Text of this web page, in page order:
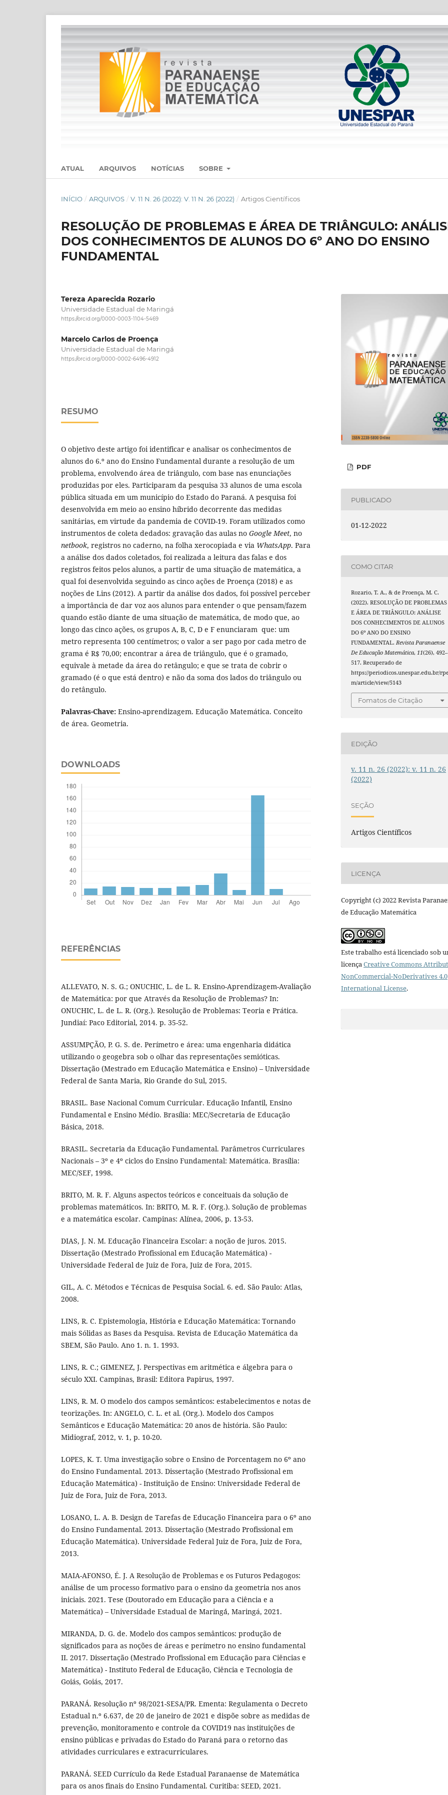
ATUAL ARQUIVOS NOTÍCIAS SOBRE
INÍCIO / ARQUIVOS / V. 11 N. 26 (2022): V. 11 N. 26 (2022) / Artigos Científicos
RESOLUÇÃO DE PROBLEMAS E ÁREA DE TRIÂNGULO:
DOS CONHECIMENTOS DE ALUNOS DO 6º ANO DO ENSINO
FUNDAMENTAL
Tereza Aparecida Rozario
Universidade Estadual de Maringá
https://orcid.org/0000-0003-1104-5469
Marcelo Carlos de Proença
Universidade Estadual de Maringá
https://orcid.org/0000-0002-6496-4912
RESUMO
O objetivo deste artigo foi identificar e analisar os conhecimentos de
alunos do 6.º ano do Ensino Fundamental durante a resolução de um
problema, envolvendo área de triângulo, com base nas enunciações
produzidas por eles. Participaram da pesquisa 33 alunos de uma escola
pública situada em um município do Estado do Paraná. A pesquisa foi
desenvolvida em meio ao ensino híbrido decorrente das medidas
sanitárias, em virtude da pandemia de COVID-19. Foram utilizados como
instrumentos de coleta dedados: gravação das aulas no Google Meet, no
netbook, registros no caderno, na folha xerocopiada e via WhatsApp. Para
a análise dos dados coletados, foi realizada a leitura das falas e dos
registros feitos pelos alunos, a partir de uma situação de matemática, a
qual foi desenvolvida seguindo as cinco ações de Proença (2018) e as
noções de Lins (2012). A partir da análise dos dados, foi possível perceber
a importância de dar voz aos alunos para entender o que pensam/fazem
quando estão diante de uma situação de matemática, de modo que, ao
longo das cinco ações, os grupos A, B, C, D e F enunciaram que: um
metro representa 100 centímetros; o valor a ser pago por cada metro de
grama é R$ 70,00; encontrar a área de triângulo, que é o gramado,
equivale à metade da área do retângulo; e que se trata de cobrir o
gramado (é o que está dentro) e não da soma dos lados do triângulo ou
do retângulo.
Palavras-Chave: Ensino-aprendizagem. Educação Matemática. Conceito
de área. Geometria.
DOWNLOADS
REFERÊNCIAS
ALLEVATO, N. S. G.; ONUCHIC, L. de L. R. Ensino-Aprendizagem-Avaliação
de Matemática: por que Através da Resolução de Problemas? In:
ONUCHIC, L. de L. R. (Org.). Resolução de Problemas: Teoria e Prática.
Jundiaí: Paco Editorial, 2014. p. 35-52.
ASSUMPÇÃO, P. G. S. de. Perímetro e área: uma engenharia didática
utilizando o geogebra sob o olhar das representações semióticas.
Dissertação (Mestrado em Educação Matemática e Ensino) – Universidade
Federal de Santa Maria, Rio Grande do Sul, 2015.
BRASIL. Base Nacional Comum Curricular. Educação Infantil, Ensino
Fundamental e Ensino Médio. Brasília: MEC/Secretaria de Educação
Básica, 2018.
BRASIL. Secretaria da Educação Fundamental. Parâmetros Curriculares
Nacionais – 3º e 4º ciclos do Ensino Fundamental: Matemática. Brasília:
MEC/SEF, 1998.
BRITO, M. R. F. Alguns aspectos teóricos e conceituais da solução de
problemas matemáticos. In: BRITO, M. R. F. (Org.). Solução de problemas
e a matemática escolar. Campinas: Alínea, 2006, p. 13-53.
DIAS, J. N. M. Educação Financeira Escolar: a noção de juros. 2015.
Dissertação (Mestrado Profissional em Educação Matemática) -
Universidade Federal de Juiz de Fora, Juiz de Fora, 2015.
GIL, A. C. Métodos e Técnicas de Pesquisa Social. 6. ed. São Paulo: Atlas,
2008.
LINS, R. C. Epistemologia, História e Educação Matemática: Tornando
mais Sólidas as Bases da Pesquisa. Revista de Educação Matemática da
SBEM, São Paulo. Ano 1. n. 1. 1993.
LINS, R. C.; GIMENEZ, J. Perspectivas em aritmética e álgebra para o
século XXI. Campinas, Brasil: Editora Papirus, 1997.
LINS, R. M. O modelo dos campos semânticos: estabelecimentos e notas de
teorizações. In: ANGELO, C. L. et al. (Org.). Modelo dos Campos
Semânticos e Educação Matemática: 20 anos de história. São Paulo:
Midiograf, 2012, v. 1, p. 10-20.
LOPES, K. T. Uma investigação sobre o Ensino de Porcentagem no 6º ano
do Ensino Fundamental. 2013. Dissertação (Mestrado Profissional em
Educação Matemática) - Instituição de Ensino: Universidade Federal de
Juiz de Fora, Juiz de Fora, 2013.
LOSANO, L. A. B. Design de Tarefas de Educação Financeira para o 6º ano
do Ensino Fundamental. 2013. Dissertação (Mestrado Profissional em
Educação Matemática). Universidade Federal Juiz de Fora, Juiz de Fora,
2013.
MAIA-AFONSO, É. J. A Resolução de Problemas e os Futuros Pedagogos:
análise de um processo formativo para o ensino da geometria nos anos
iniciais. 2021. Tese (Doutorado em Educação para a Ciência e a
Matemática) – Universidade Estadual de Maringá́, Maringá, 2021.
MIRANDA, D. G. de. Modelo dos campos semânticos: produção de
significados para as noções de áreas e perímetro no ensino fundamental
II. 2017. Dissertação (Mestrado Profissional em Educação para Ciências e
Matemática) - Instituto Federal de Educação, Ciência e Tecnologia de
Goiás, Goiás, 2017.
PARANÁ. Resolução nº 98/2021-SESA/PR. Ementa: Regulamenta o Decreto
Estadual n.º 6.637, de 20 de janeiro de 2021 e dispõe sobre as medidas de
prevenção, monitoramento e controle da COVID19 nas instituições de
ensino públicas e privadas do Estado do Paraná para o retorno das
atividades curriculares e extracurriculares.
PARANÁ. SEED Currículo da Rede Estadual Paranaense de Matemática
para os anos finais do Ensino Fundamental. Curitiba: SEED, 2021.
PDF
PUBLICADO
01-12-2022
COMO CITAR
Rozario, T. A., & de Proença, M. C.
(2022). RESOLUÇÃO DE PROBLEMAS
E ÁREA DE TRIÂNGULO: ANÁLISE
DOS CONHECIMENTOS DE ALUNOS
DO 6º ANO DO ENSINO
FUNDAMENTAL. Revista Paranaense
De Educação Matemática, 11(26), 492–
517. Recuperado de
https://periodicos.unespar.edu.br/
m/article/view/5143
Fomatos de Citação
EDIÇÃO
v. 11 n. 26 (2022): v. 11 n. 26
(2022)
SEÇÃO
Artigos Científicos
LICENÇA
Copyright (c) 2022 Revista
de Educação Matemática
Este trabalho está licenciado sob
licençaCreative Commons
NonCommercial-NoDerivatives 4.0
International License.